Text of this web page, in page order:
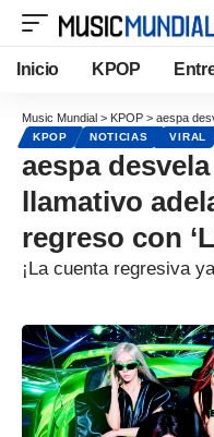
Inicio KPOP
Music Mundial > KPOP > aespa desvela
KPOP NOTICIAS VIRAL
aespa
llamativo
regreso con
¡La cuenta regresiva